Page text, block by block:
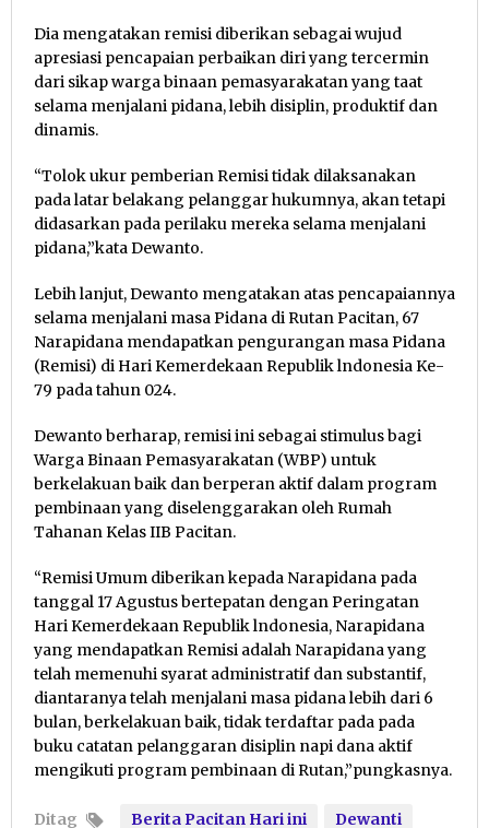
Dia mengatakan remisi diberikan sebagai wujud
apresiasi pencapaian perbaikan diri yang tercermin
dari sikap warga binaan pemasyarakatan yang taat
selama menjalani pidana, lebih disiplin, produktif dan
dinamis.
“Tolok ukur pemberian Remisi tidak dilaksanakan
pada latar belakang pelanggar hukumnya, akan tetapi
didasarkan pada perilaku mereka selama menjalani
pidana,”kata Dewanto.
Lebih lanjut, Dewanto mengatakan atas pencapaiannya
selama menjalani masa Pidana di Rutan Pacitan, 67
Narapidana mendapatkan pengurangan masa Pidana
(Remisi) di Hari Kemerdekaan Republik lndonesia Ke-
79 pada tahun 024.
Dewanto berharap, remisi ini sebagai stimulus bagi
Warga Binaan Pemasyarakatan (WBP) untuk
berkelakuan baik dan berperan aktif dalam program
pembinaan yang diselenggarakan oleh Rumah
Tahanan Kelas IIB Pacitan.
“Remisi Umum diberikan kepada Narapidana pada
tanggal 17 Agustus bertepatan dengan Peringatan
Hari Kemerdekaan Republik lndonesia, Narapidana
yang mendapatkan Remisi adalah Narapidana yang
telah memenuhi syarat administratif dan substantif,
diantaranya telah menjalani masa pidana lebih dari 6
bulan, berkelakuan baik, tidak terdaftar pada pada
buku catatan pelanggaran disiplin napi dana aktif
mengikuti program pembinaan di Rutan,”pungkasnya.
Ditag Berita Pacitan Hari ini Dewanti